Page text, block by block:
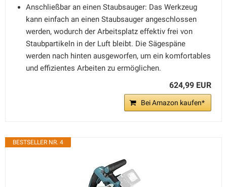
Anschließbar an einen Staubsauger: Das Werkzeug
kann einfach an einen Staubsauger angeschlossen
werden, wodurch der Arbeitsplatz effektiv frei von
Staubpartikeln in der Luft bleibt. Die Sägespäne
werden nach hinten ausgeworfen, um ein komfortables
und effizientes Arbeiten zu ermöglichen.
624,99 EUR
Bei Amazon kaufen*
BESTSELLER NR. 4